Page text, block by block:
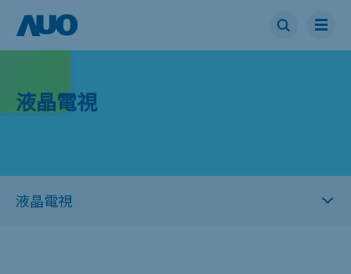
液晶電視